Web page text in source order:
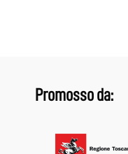
Promosso da: